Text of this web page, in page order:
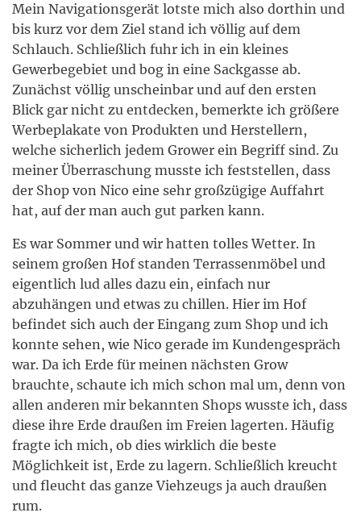
Mein Navigationsgerät lotste mich also dorthin und
bis kurz vor dem Ziel stand ich völlig auf dem
Schlauch. Schließlich fuhr ich in ein kleines
Gewerbegebiet und bog in eine Sackgasse ab.
Zunächst völlig unscheinbar und auf den ersten
Blick gar nicht zu entdecken, bemerkte ich größere
Werbeplakate von Produkten und Herstellern,
welche sicherlich jedem Grower ein Begriff sind. Zu
meiner Überraschung musste ich feststellen, dass
der Shop von Nico eine sehr großzügige Auffahrt
hat, auf der man auch gut parken kann.
Es war Sommer und wir hatten tolles Wetter. In
seinem großen Hof standen Terrassenmöbel und
eigentlich lud alles dazu ein, einfach nur
abzuhängen und etwas zu chillen. Hier im Hof
befindet sich auch der Eingang zum Shop und ich
konnte sehen, wie Nico gerade im Kundengespräch
war. Da ich Erde für meinen nächsten Grow
brauchte, schaute ich mich schon mal um, denn von
allen anderen mir bekannten Shops wusste ich, dass
diese ihre Erde draußen im Freien lagerten. Häufig
fragte ich mich, ob dies wirklich die beste
Möglichkeit ist, Erde zu lagern. Schließlich kreucht
und fleucht das ganze Viehzeugs ja auch draußen
rum.